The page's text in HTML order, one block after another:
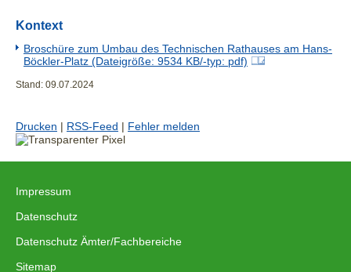
3. Etage
Friedhofswesen
Wohnbauförderung
Galeriegeschoss Stabsstelle Klimaschutz und
Klimaanpassung
Kontext
Broschüre zum Umbau des Technischen Rathauses am Hans-
Böckler-Platz (Dateigröße: 9534 KB/-typ: pdf)
Stand: 09.07.2024
Drucken | RSS-Feed | Fehler melden
Impressum
Datenschutz
Datenschutz Ämter/Fachbereiche
Sitemap